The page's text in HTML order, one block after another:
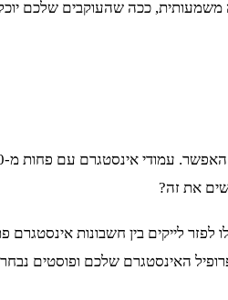
ככה שהעוקבים שלכם
את זה?
לייקים בין חשבונות אינסטגרם
האינסטגרם שלכם ופוסטים